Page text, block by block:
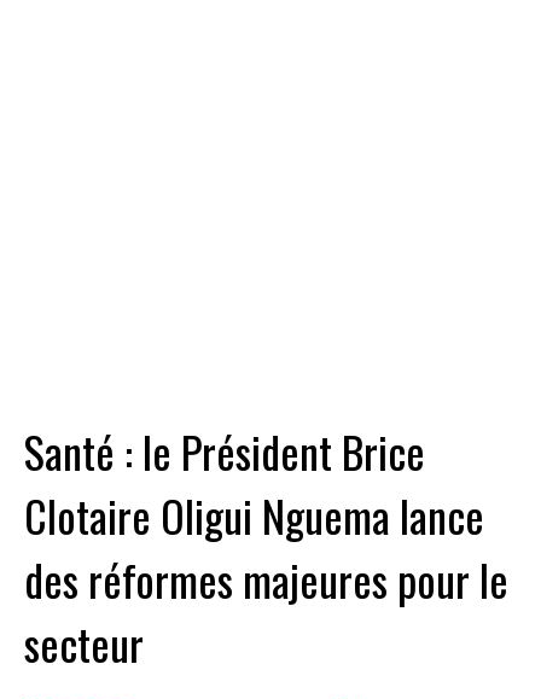
Santé : le Président Brice
Clotaire Oligui Nguema lance
des réformes majeures pour le
secteur